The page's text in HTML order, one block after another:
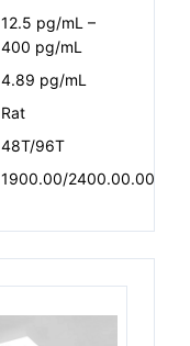
12.5 pg/mL –
400 pg/mL
4.89 pg/mL
Rat
48T/96T
1900.00/2400.00.00